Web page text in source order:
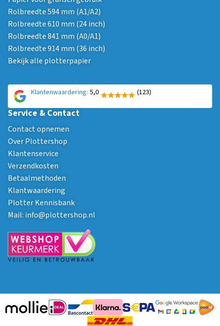
Rolbreedte 594 mm (A1/A2)
Rolbreedte 610 mm (24 inch)
Rolbreedte 841 mm (A0/A1)
Rolbreedte 914 mm (36 inch)
Bekijk alle plotterpapier
Klantenwaardering: 5,0 (123)
Service & Contact
Contact opnemen
Over Plottershop
Klantenservice
Verzendkosten
Betaalmethoden
Klantwaardering
Plotter Kennisbank
Mail: info@plottershop.nl